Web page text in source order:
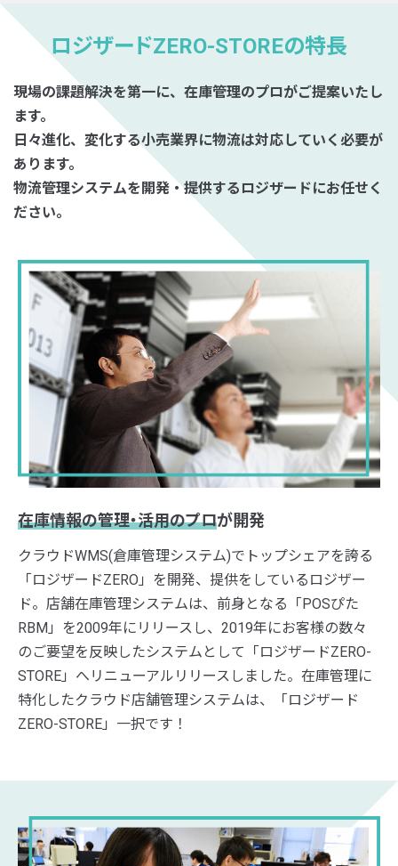
ロジザードZERO-STOREの特長
現場の課題解決を第一に、在庫管理のプロがご提案いたし
ます。
日々進化、変化する小売業界に物流は対応していく必要が
あります。
物流管理システムを開発・提供するロジザードにお任せく
ださい。
在庫情報の管理・活用のプロが開発
クラウドWMS(倉庫管理システム)でトップシェアを誇る
「ロジザードZERO」を開発、提供をしているロジザー
ド。店舗在庫管理システムは、前身となる「POSぴた
RBM」を2009年にリリースし、2019年にお客様の数々
のご要望を反映したシステムとして「ロジザードZERO-
STORE」へリニューアルリリースしました。在庫管理に
特化したクラウド店舗管理システムは、「ロジザード
ZERO-STORE」一択です！